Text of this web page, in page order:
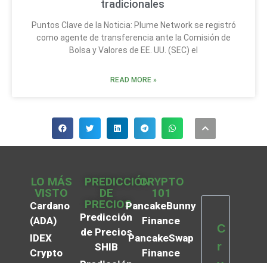
tradicionales
Puntos Clave de la Noticia: Plume Network se registró
como agente de transferencia ante la Comisión de
Bolsa y Valores de EE. UU. (SEC) el
READ MORE »
LO MÁS
VISTO
Cardano
(ADA)
IDEX
Crypto
PREDICCIÓN
DE
PRECIOS
Predicción
de Precios
SHIB
CRYPTO
101
PancakeBunny
Finance
PancakeSwap
Finance
C
r